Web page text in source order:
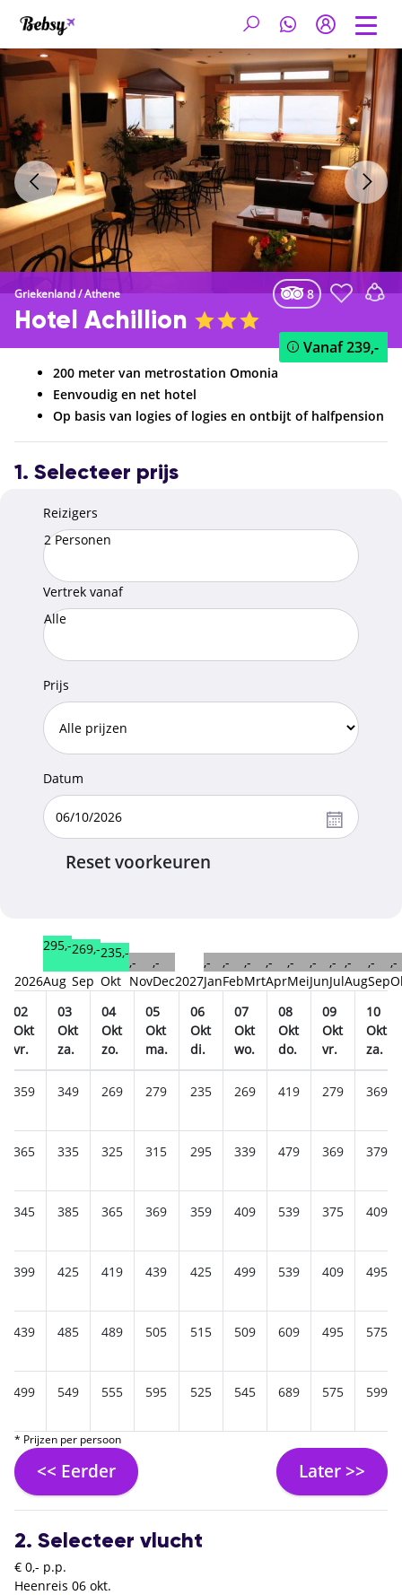
Griekenland/Athene 8
Hotel Achillion
Vanaf239,-
200 meter van metrostation Omonia
Eenvoudig en net hotel
Op basis van logies of logies en ontbijt of halfpension
1. Selecteer prijs
Reizigers
2 Personen
Vertrek vanaf
Alle
Prijs
Datum
Reset voorkeuren
2026
295,-
Aug
269,-
Sep
235,-
Okt
,-
Nov
,-
Dec2027
,-
Jan
,-
Feb
,-
Mrt
,-
Apr
,-
Mei
,-
Jun
,-
Jul
,-
Aug
,-
Sep
,-
02
Okt
vr.
03
Okt
za.
04
Okt
zo.
05
Okt
ma.
06
Okt
di.
07
Okt
wo.
08
Okt
do.
09
Okt
vr.
10
Okt
za.
359 349 269 279 235 269 419 279 369
365 335 325 315 295 339 479 369 379
345 385 365 369 359 409 539 375 409
399 425 419 439 425 499 539 409 495
439 485 489 505 515 509 609 495 575
499 549 555 595 525 545 689 575 599
* Prijzen per persoon
<< Eerder Later >>
2. Selecteer vlucht
€ 0,- p.p.
Heenreis 06 okt.